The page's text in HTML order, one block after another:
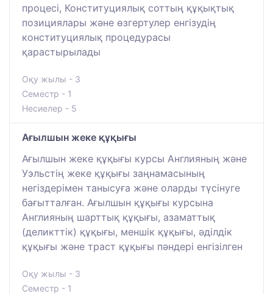
процесі, Конституциялық соттың құқықтық
позициялары және өзгертулер енгізудің
конституциялық процедурасы
қарастырылады
Оқу жылы - 3
Семестр - 1
Несиелер - 5
Ағылшын жеке құқығы
Ағылшын жеке құқығы курсы Англияның және
Уэльстің жеке құқығы заңнамасының
негіздерімен танысуға және оларды түсінуге
бағытталған. Ағылшын құқығы курсына
Англияның шарттық құқығы, азаматтық
(деликттік) құқығы, меншік құқығы, әділдік
құқығы және траст құқығы пәндері енгізілген
Оқу жылы - 3
Семестр - 1